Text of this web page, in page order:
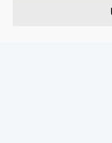
Dělnická 21,